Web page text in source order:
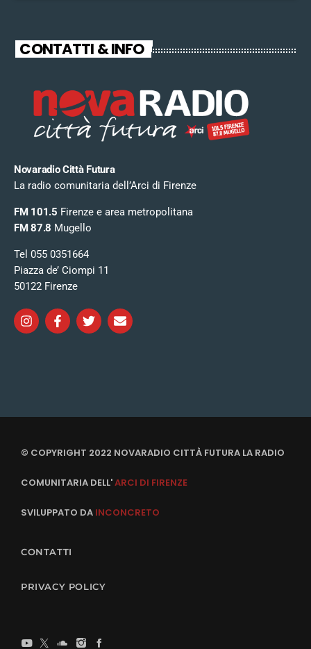
CONTATTI & INFO
Novaradio Città Futura
La radio comunitaria dell’Arci di Firenze
FM 101.5 Firenze e area metropolitana
FM 87.8 Mugello
Tel 055 0351664
Piazza de’ Ciompi 11
50122 Firenze
© COPYRIGHT 2022 NOVARADIO CITTÀ FUTURA LA RADIO
COMUNITARIA DELL'ARCI DI FIRENZE
SVILUPPATO DA INCONCRETO
CONTATTI
PRIVACY POLICY